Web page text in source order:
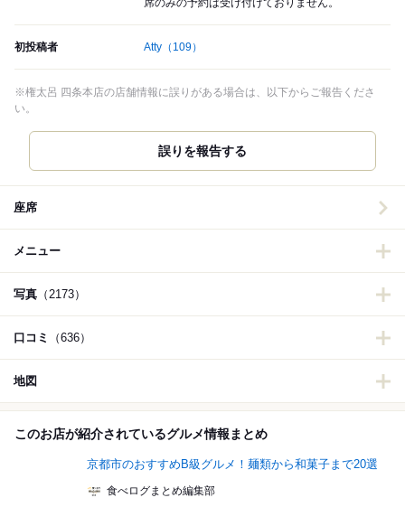
席のみの予約は受け付けておりません。
初投稿者 Atty （109）
※権太呂 四条本店の店舗情報に誤りがある場合は、以下からご報告くださ
い。
誤りを報告する
座席
メニュー
写真 （2173）
口コミ （636）
地図
このお店が紹介されているグルメ情報まとめ
京都市のおすすめB級グルメ！麺類から和菓子まで20選
食べログまとめ編集部